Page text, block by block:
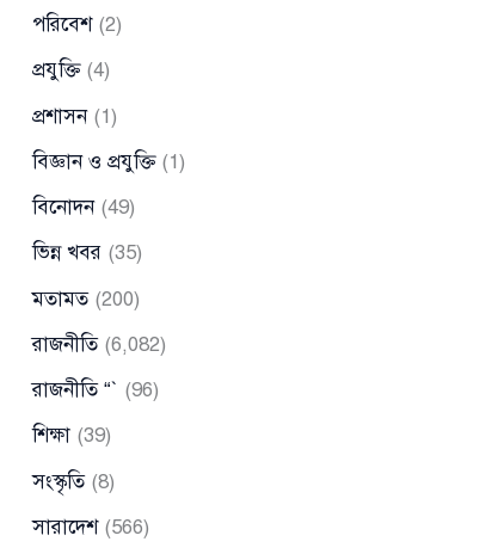
পরিবেশ(2)
প্রযুক্তি(4)
প্রশাসন(1)
বিজ্ঞান ও প্রযুক্তি(1)
বিনোদন(49)
ভিন্ন খবর (35)
মতামত(200)
রাজনীতি(6,082)
রাজনীতি “` (96)
শিক্ষা (39)
সংস্কৃতি(8)
সারাদেশ(566)